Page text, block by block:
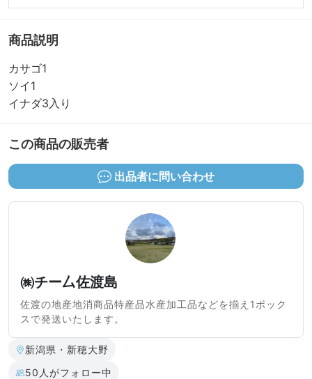
商品説明
カサゴ1
ソイ1
イナダ3入り
この商品の販売者
出品者に問い合わせ
㈱チー厶佐渡島
佐渡の地産地消商品特産品水産加工品などを揃え1ボック
スで発送いたします。
新潟県・新穂大野
50人がフォロー中